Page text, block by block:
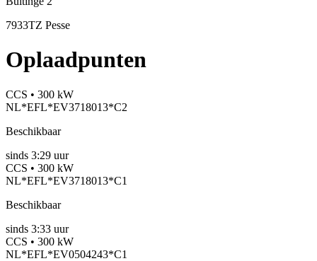
7933TZ Pesse
Oplaadpunten
CCS • 300 kW
NL*EFL*EV3718013*C2
Beschikbaar
sinds 3:29 uur
CCS • 300 kW
NL*EFL*EV3718013*C1
Beschikbaar
sinds 3:33 uur
CCS • 300 kW
NL*EFL*EV0504243*C1